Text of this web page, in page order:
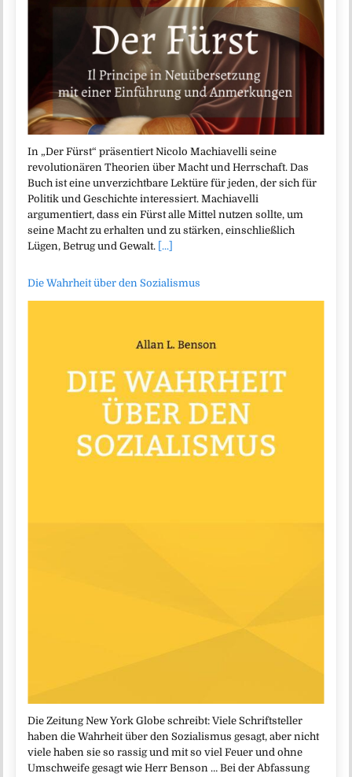
In „Der Fürst“ präsentiert Nicolo Machiavelli seine
revolutionären Theorien über Macht und Herrschaft. Das
Buch ist eine unverzichtbare Lektüre für jeden, der sich für
Politik und Geschichte interessiert. Machiavelli
argumentiert, dass ein Fürst alle Mittel nutzen sollte, um
seine Macht zu erhalten und zu stärken, einschließlich
Lügen, Betrug und Gewalt. [...]
Die Wahrheit über den Sozialismus
Die Zeitung New York Globe schreibt: Viele Schriftsteller
haben die Wahrheit über den Sozialismus gesagt, aber nicht
viele haben sie so rassig und mit so viel Feuer und ohne
Umschweife gesagt wie Herr Benson … Bei der Abfassung